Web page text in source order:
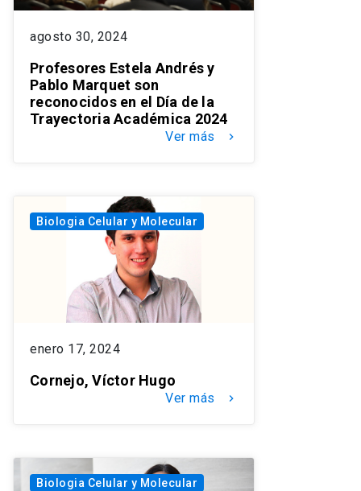
agosto 30, 2024
Profesores Estela Andrés y
Pablo Marquet son
reconocidos en el Día de la
Trayectoria Académica 2024
Ver más keyboard_arrow_right
Biologia Celular y Molecular
enero 17, 2024
Cornejo, Víctor Hugo
Ver más keyboard_arrow_right
Biologia Celular y Molecular